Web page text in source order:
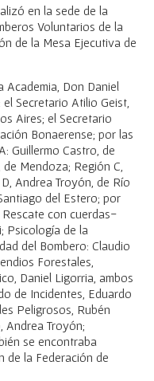
en la sede de la
Voluntarios de la
de la Mesa Ejecutiva de
Academia, Don Daniel
Secretario Atilio Geist,
Aires; el Secretario
Bonaerense; por las
Guillermo Castro, de
Mendoza; Región C,
Andrea Troyón, de Río
del Estero; por
con cuerdas-
Psicología de la
del Bombero: Claudio
Forestales,
Daniel Ligorria, ambos
de Incidentes, Eduardo
Peligrosos, Rubén
Andrea Troyón;
se encontraba
de la Federación de